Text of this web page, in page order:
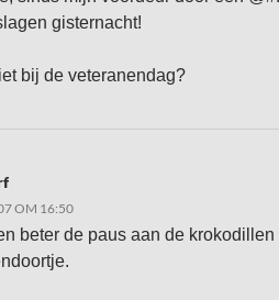
gisternacht!
bij de veteranendag?
OM 16:50
beter de paus aan de krokodillen